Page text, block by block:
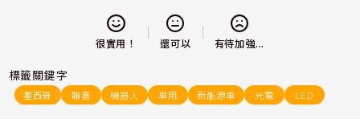
很實用！ 還可以 有待加強...
標籤關鍵字
墨西哥 聯嘉 機器人 車用 新能源車 光電 LED